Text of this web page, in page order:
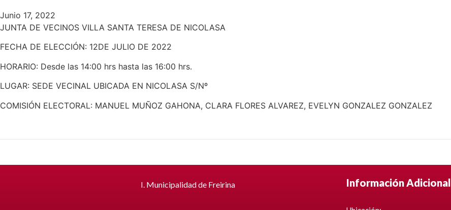
Junio 17, 2022
JUNTA DE VECINOS VILLA SANTA TERESA DE NICOLASA
FECHA DE ELECCIÓN: 12DE JULIO DE 2022
HORARIO: Desde las 14:00 hrs hasta las 16:00 hrs.
LUGAR: SEDE VECINAL UBICADA EN NICOLASA S/Nº
COMISIÓN ELECTORAL: MANUEL MUÑOZ GAHONA, CLARA FLORES ALVAREZ, EVELYN GONZALEZ GONZALEZ
I. Municipalidad de Freirina Información Adicional